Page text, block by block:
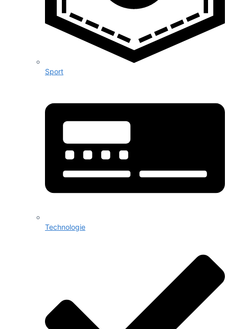
Sport
Technologie